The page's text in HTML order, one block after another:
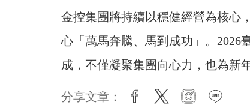
金控集團將持續以穩健經營為核心
心「萬馬奔騰、馬到成功」。2026
成，不僅凝聚集團向心力，也為新
分享文章： facebook
twitter instagram